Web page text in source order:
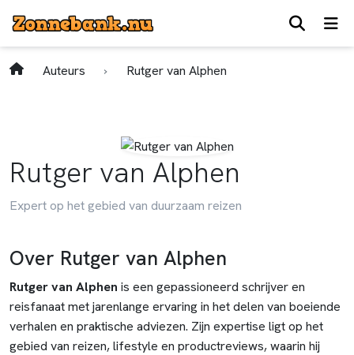
Auteurs Rutger van Alphen
Rutger van Alphen
Expert op het gebied van duurzaam reizen
Over Rutger van Alphen
Rutger van Alphen is een gepassioneerd schrijver en
reisfanaat met jarenlange ervaring in het delen van boeiende
verhalen en praktische adviezen. Zijn expertise ligt op het
gebied van reizen, lifestyle en productreviews, waarin hij